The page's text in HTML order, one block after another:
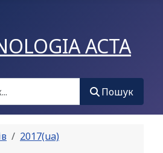
ACTA
Пошук
2017(ua)